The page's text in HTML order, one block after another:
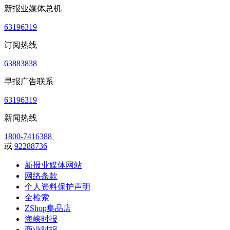
新报业媒体总机
63196319
订阅热线
63883838
早报广告联系
63196319
新闻热线
1800-7416388
或 92288736
新报业媒体网站
网络条款
个人资料保护声明
全检索
ZShop集品店
海峡时报